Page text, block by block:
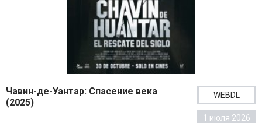
Чавин-де-Уантар: Спасение века
(2025)
WEBDL
1 июля 2026